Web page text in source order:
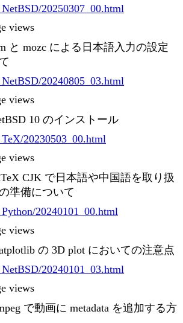
20250307_00.html
views
と mozc による日本語入力の設定
20240805_03.html
views
10 のインストール
20230503_00.html
views
CJK で日本語や中国語を取り扱
準備について
20240101_00.html
views
の 3D plot においての注意点
20240101_03.html
views
で動画に metadata を追加する方